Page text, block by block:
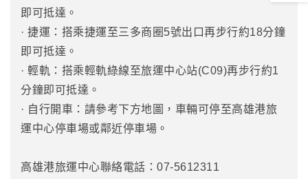
即可抵達。
· 捷運：搭乘捷運至三多商圈5號出口再步行約18分鐘
即可抵達。
· 輕軌：搭乘輕軌綠線至旅運中心站(C09)再步行約1
分鐘即可抵達。
· 自行開車：請參考下方地圖，車輛可停至高雄港旅
運中心停車場或鄰近停車場。
高雄港旅運中心聯絡電話：07-5612311